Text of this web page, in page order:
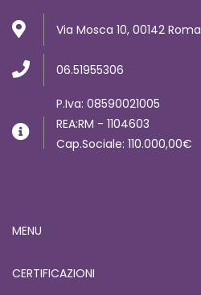
Via Mosca 10, 00142 Roma
06.51955306
P.Iva: 08590021005
REA:RM - 1104603
Cap.Sociale: 110.000,00€
MENU
CERTIFICAZIONI